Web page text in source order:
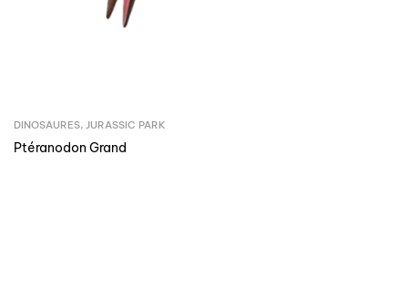
DINOSAURES, JURASSIC PARK
Ptéranodon Grand